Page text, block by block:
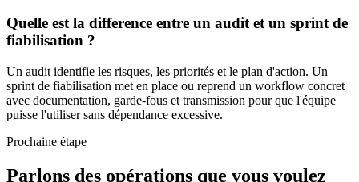
Quelle est la difference entre un audit et un sprint de
fiabilisation ?
Un audit identifie les risques, les priorités et le plan d'action. Un
sprint de fiabilisation met en place ou reprend un workflow concret
avec documentation, garde-fous et transmission pour que l'équipe
puisse l'utiliser sans dépendance excessive.
Prochaine étape
Parlons des opérations que vous voulez